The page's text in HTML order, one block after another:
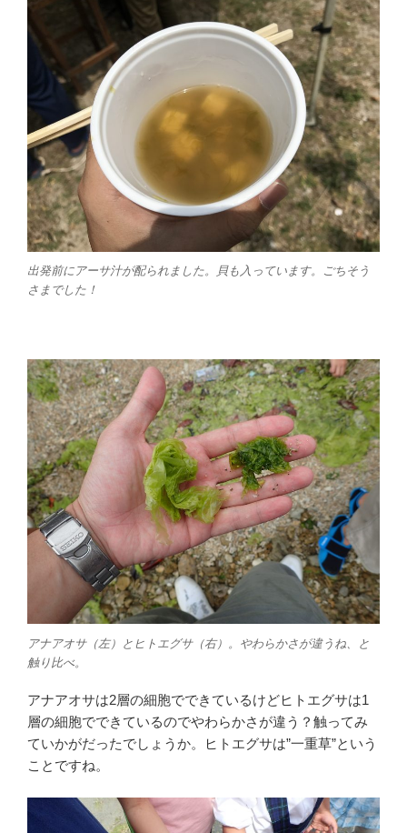
出発前にアーサ汁が配られました。貝も入っています。ごちそう
さまでした！
アナアオサ（左）とヒトエグサ（右）。やわらかさが違うね、と
触り比べ。
アナアオサは2層の細胞でできているけどヒトエグサは1
層の細胞でできているのでやわらかさが違う？触ってみ
ていかがだったでしょうか。ヒトエグサは”一重草”という
ことですね。